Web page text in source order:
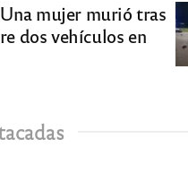
Una mujer murió tras
dos vehículos en